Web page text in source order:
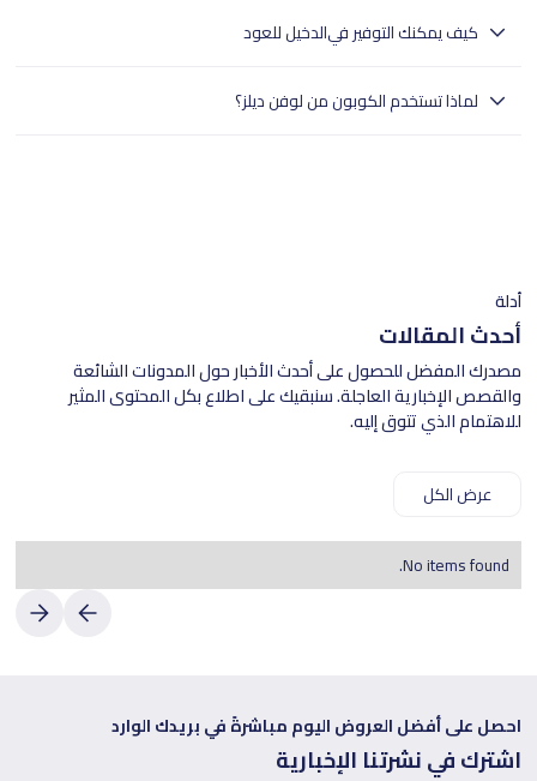
وبأسعار معقولة.
كيف يمكنك التوفير فيالدخيل للعود
في العثور على كوبونات الدخيل للعود للرياض وجدة والدمام.اقرأ شروط كل
لماذا تستخدم الكوبون من لوفن ديلز؟
أدلة
أحدث المقالات
مصدرك المفضل للحصول على أحدث الأخبار حول المدونات الشائعة
والقصص الإخبارية العاجلة. سنبقيك على اطلاع بكل المحتوى المثير
للاهتمام الذي تتوق إليه.
عرض الكل
No items found.
احصل على أفضل العروض اليوم مباشرةً في بريدك الوارد
اشترك في نشرتنا الإخبارية